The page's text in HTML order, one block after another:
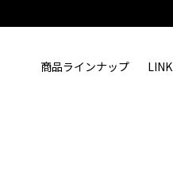
商品ラインナップ LINK